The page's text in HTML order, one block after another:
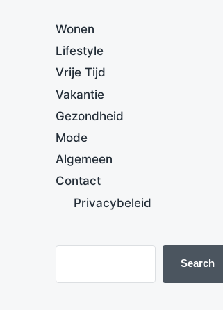
Wonen
Lifestyle
Vrije Tijd
Vakantie
Gezondheid
Mode
Algemeen
Contact
Privacybeleid
Search